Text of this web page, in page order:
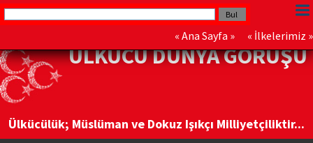
« Ana Sayfa » « İlkelerimiz »
ÜLKÜCÜ DÜNYA GÖRÜŞÜ
Ülkücülük; Müslüman ve Dokuz Işıkçı Milliyetçiliktir...